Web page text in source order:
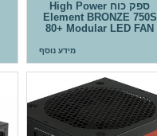
ספק כוח High Power
Element BRONZE 750S
80+ Modular LED FAN
מידע נוסף